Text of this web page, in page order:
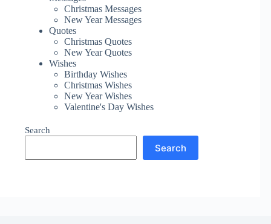
Christmas Messages
New Year Messages
Quotes
Christmas Quotes
New Year Quotes
Wishes
Birthday Wishes
Christmas Wishes
New Year Wishes
Valentine's Day Wishes
Search
Search